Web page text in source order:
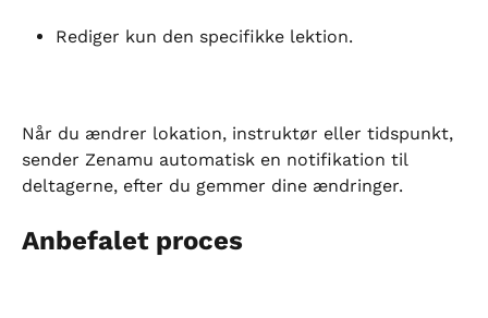
Rediger kun den specifikke lektion.
Når du ændrer lokation, instruktør eller tidspunkt,
sender Zenamu automatisk en notifikation til
deltagerne, efter du gemmer dine ændringer.
Anbefalet proces